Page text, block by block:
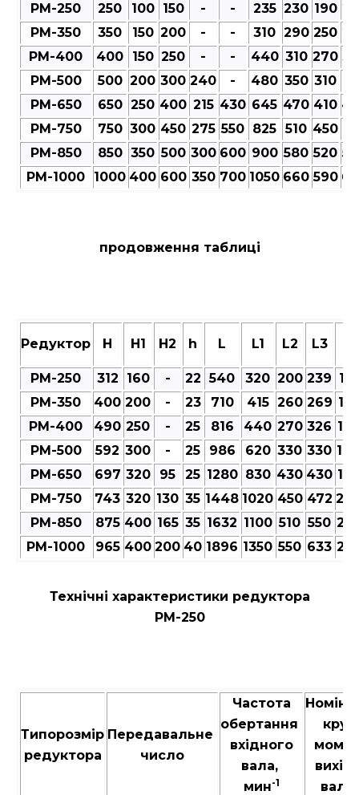
РМ-250 250 100 150 - - 235 230 190
РМ-350
350 150 200 - - 310 290 250
РМ-400
400 150 250 - - 440 310 270
РМ-500
500 200 300 240 - 480 350 310
РМ-650
650 250 400 215 430 645 470 410
РМ-750
750 300 450 275 550 825 510 450
РМ-850
850 350 500 300 600 900 580 520
РМ-1000
1000 400 600 350 700 1050 660 590
продовження таблиці
Редуктор Н Н1 Н2 h L L1 L2 L3
РМ-250 312 160 - 22 540 320 200 239 101
РМ-350
400 200 - 23 710 415 260 269 122
РМ-400
490 250 - 25 816 440 270 326 128
РМ-500
592 300 - 25 986 620 330 330
РМ-650
697 320 95 25 1280 830 430 430 183
РМ-750
743 320 130 35 1448 1020 450 472
РМ-850
875 400 165 35 1632 1100 510 550
РМ-1000
965 400 200 40 1896 1350 550 633
Технічні характеристики редуктора
РМ-250
Типорозмір
редуктора
Передавальне
число
Частота
обертання
вхідного
вала,
мин-1